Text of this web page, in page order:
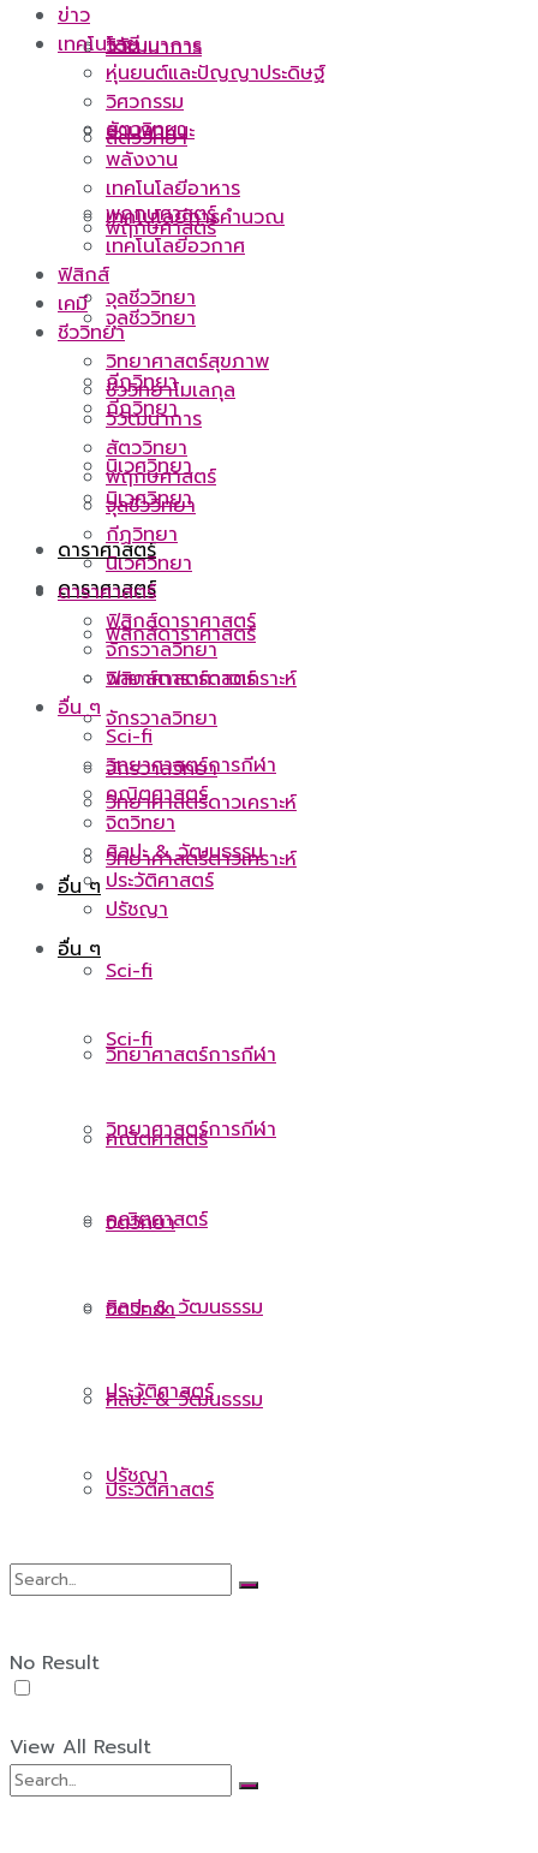
วิวัฒนาการ
สัตววิทยา
พฤกษศาสตร์
จุลชีววิทยา
กีฏวิทยา
นิเวศวิทยา
ดาราศาสตร์
ฟิสิกส์ดาราศาสตร์
จักรวาลวิทยา
วิทยาศาสตร์ดาวเคราะห์
อื่น ๆ
Sci-fi
วิทยาศาสตร์การกีฬา
คณิตศาสตร์
จิตวิทยา
ศิลปะ & วัฒนธรรม
ประวัติศาสตร์
วิวัฒนาการ
สัตววิทยา
พฤกษศาสตร์
จุลชีววิทยา
กีฏวิทยา
นิเวศวิทยา
ดาราศาสตร์
ฟิสิกส์ดาราศาสตร์
จักรวาลวิทยา
วิทยาศาสตร์ดาวเคราะห์
อื่น ๆ
Sci-fi
วิทยาศาสตร์การกีฬา
คณิตศาสตร์
จิตวิทยา
ศิลปะ & วัฒนธรรม
ประวัติศาสตร์
ปรัชญา
No Result
View All Result
ข่าว
เทคโนโลยี
หุ่นยนต์และปัญญาประดิษฐ์
วิศวกรรม
ยานพาหนะ
พลังงาน
เทคโนโลยีอาหาร
เทคโนโลยีการคำนวณ
เทคโนโลยีอวกาศ
ฟิสิกส์
เคมี
ชีววิทยา
วิทยาศาสตร์สุขภาพ
ชีววิทยาโมเลกุล
วิวัฒนาการ
สัตววิทยา
พฤกษศาสตร์
จุลชีววิทยา
กีฏวิทยา
นิเวศวิทยา
ดาราศาสตร์
ฟิสิกส์ดาราศาสตร์
จักรวาลวิทยา
วิทยาศาสตร์ดาวเคราะห์
อื่น ๆ
Sci-fi
วิทยาศาสตร์การกีฬา
คณิตศาสตร์
จิตวิทยา
ศิลปะ & วัฒนธรรม
ประวัติศาสตร์
ปรัชญา